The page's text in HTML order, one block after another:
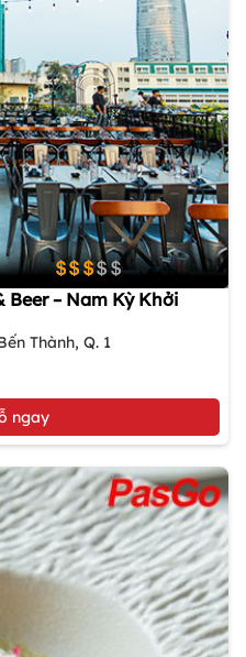
Beer – Nam Kỳ Khởi
Thành, Q. 1
ngay